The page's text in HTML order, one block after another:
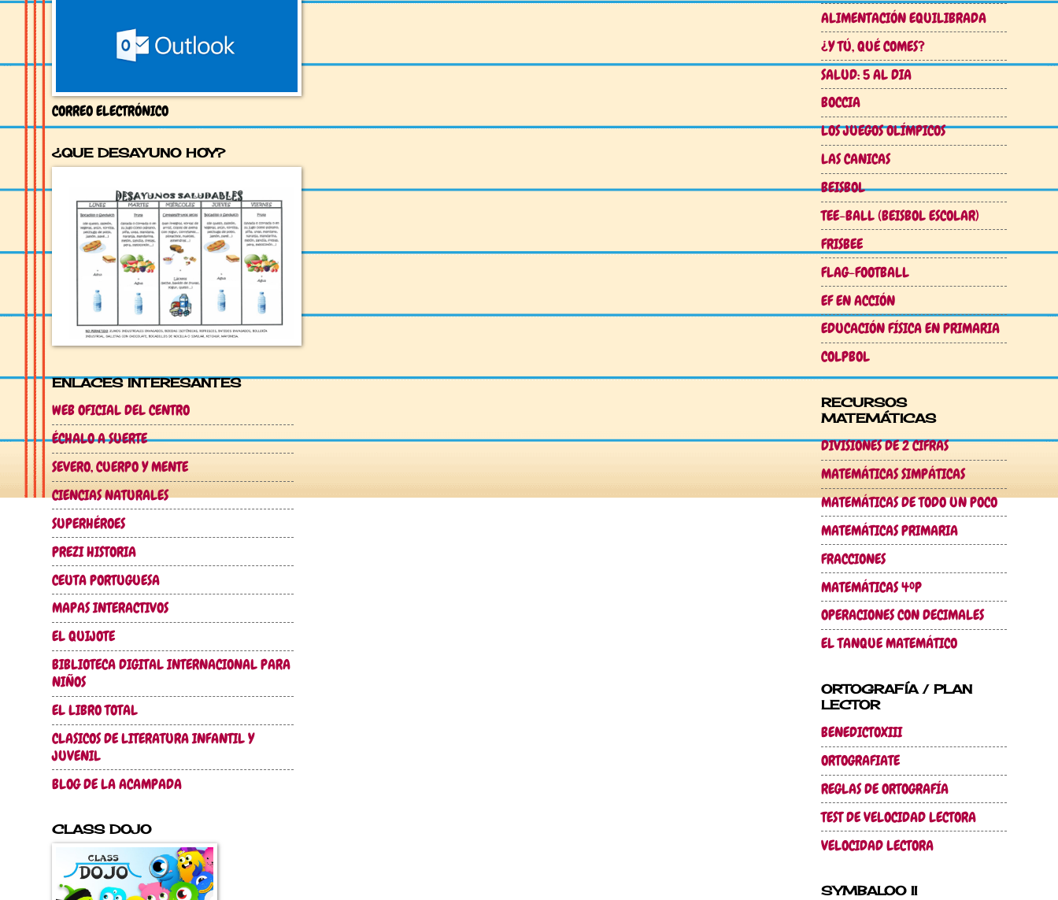
CORREO ELECTRÓNICO
¿QUE DESAYUNO HOY?
ENLACES INTERESANTES
WEB OFICIAL DEL CENTRO
ÉCHALO A SUERTE
SEVERO, CUERPO Y MENTE
CIENCIAS NATURALES
SUPERHÉROES
PREZI HISTORIA
CEUTA PORTUGUESA
MAPAS INTERACTIVOS
EL QUIJOTE
BIBLIOTECA DIGITAL INTERNACIONAL PARA
NIÑOS
EL LIBRO TOTAL
CLASICOS DE LITERATURA INFANTIL Y
JUVENIL
BLOG DE LA ACAMPADA
CLASS DOJO
ALIMENTACIÓN EQUILIBRADA
¿Y TÚ, QUÉ COMES?
SALUD: 5 AL DIA
BOCCIA
LOS JUEGOS OLÍMPICOS
LAS CANICAS
BEISBOL
TEE-BALL (BEISBOL ESCOLAR)
FRISBEE
FLAG-FOOTBALL
EF EN ACCIÓN
EDUCACIÓN FÍSICA EN PRIMARIA
COLPBOL
RECURSOS
MATEMÁTICAS
DIVISIONES DE 2 CIFRAS
MATEMÁTICAS SIMPÁTICAS
MATEMÁTICAS DE TODO UN POCO
MATEMÁTICAS PRIMARIA
FRACCIONES
MATEMÁTICAS 4ºP
OPERACIONES CON DECIMALES
EL TANQUE MATEMÁTICO
ORTOGRAFÍA / PLAN
LECTOR
BENEDICTOXIII
ORTOGRAFIATE
REGLAS DE ORTOGRAFÍA
TEST DE VELOCIDAD LECTORA
VELOCIDAD LECTORA
SYMBALOO II